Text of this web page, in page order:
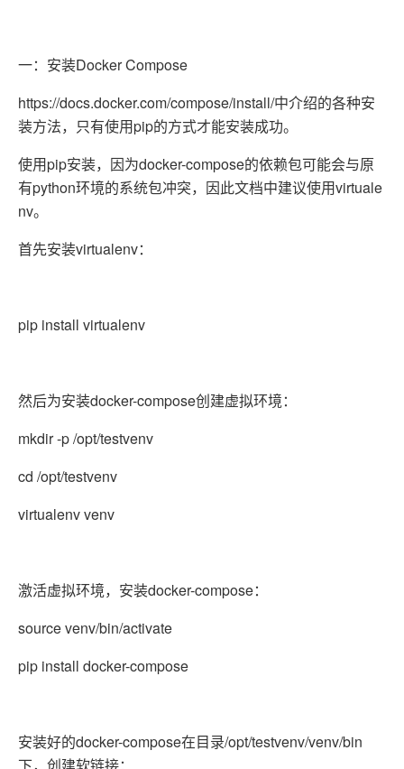
一：安装Docker Compose
https://docs.docker.com/compose/install/中介绍的各种安
装方法，只有使用pip的方式才能安装成功。
使用pip安装，因为docker-compose的依赖包可能会与原
有python环境的系统包冲突，因此文档中建议使用virtuale
nv。
首先安装virtualenv：
pip install virtualenv
然后为安装docker-compose创建虚拟环境：
mkdir -p /opt/testvenv
cd /opt/testvenv
virtualenv venv
激活虚拟环境，安装docker-compose：
source venv/bin/activate
pip install docker-compose
安装好的docker-compose在目录/opt/testvenv/venv/bin